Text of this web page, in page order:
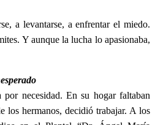
a levantarse, a enfrentar el miedo.
Y aunque la lucha lo apasionaba,
necesidad. En su hogar faltaban
los hermanos, decidió trabajar. A los